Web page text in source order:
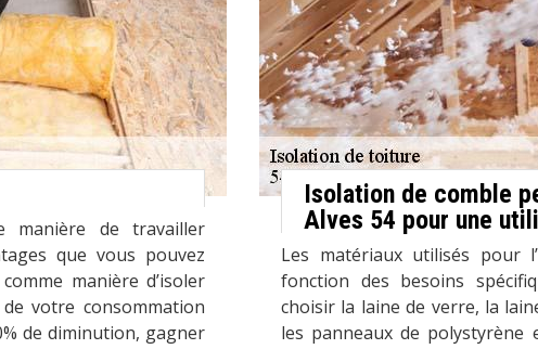
manière de travailler
que vous pouvez
manière d’isoler
votre consommation
de diminution, gagner
Isolation de comble
Alves 54 pour une
Les matériaux utilisés pour
fonction des besoins
choisir la laine de verre, la
les panneaux de polystyrène